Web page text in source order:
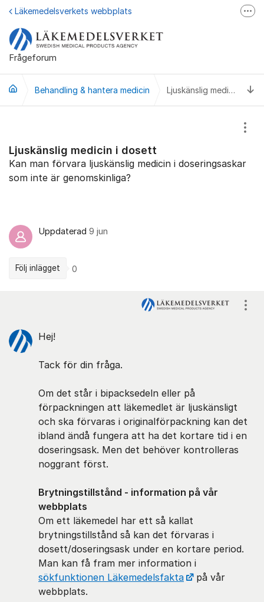
Hoppa till innehåll
Frågeforum
Läkemedelsverkets webbplats
Läkemedelsupplysningen
Läkemedelsverket på Facebook
Behandling & hantera medicin Ljuskänslig medicin i dosett
Ljuskänslig medicin i dosett
Kan man förvara ljuskänslig medicin i doseringsaskar
som inte är genomskinliga?
Uppdaterad 9 jun
Följ inlägget 0
Hej!
Tack för din fråga.
Om det står i bipacksedeln eller på
förpackningen att läkemedlet är ljuskänsligt
och ska förvaras i originalförpackning kan det
ibland ändå fungera att ha det kortare tid i en
doseringsask. Men det behöver kontrolleras
noggrant först.
Brytningstillstånd - information på vår
webbplats
Om ett läkemedel har ett så kallat
brytningstillstånd så kan det förvaras i
dosett/doseringsask under en kortare period.
Man kan få fram mer information i
sökfunktionen Läkemedelsfakta
på vår
webbplats.